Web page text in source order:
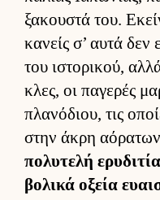
ξακου­στά του.
κανείς σ’ αυτά δεν
του ιστορικού,
κλες, οι παγερές
πλανόδιου, τις
στην άκρη
πολυτελή
βολικά οξεία